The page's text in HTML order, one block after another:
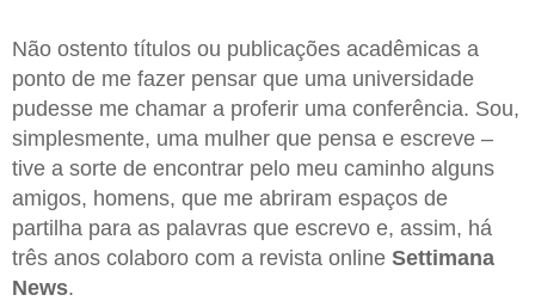
Não ostento títulos ou publicações acadêmicas a
ponto de me fazer pensar que uma universidade
pudesse me chamar a proferir uma conferência. Sou,
simplesmente, uma mulher que pensa e escreve –
tive a sorte de encontrar pelo meu caminho alguns
amigos, homens, que me abriram espaços de
partilha para as palavras que escrevo e, assim, há
três anos colaboro com a revista online Settimana
News.